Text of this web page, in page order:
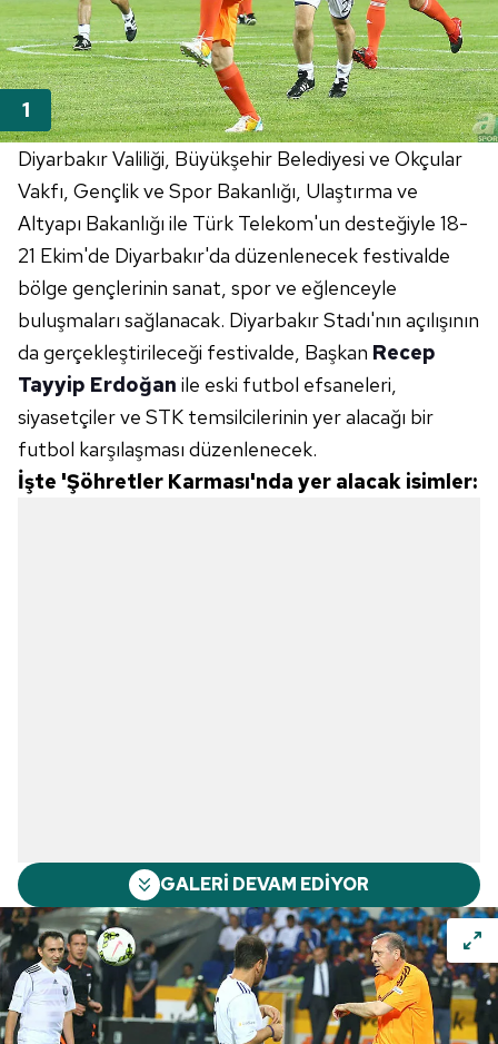
Diyarbakır Valiliği, Büyükşehir Belediyesi ve Okçular
Vakfı, Gençlik ve Spor Bakanlığı, Ulaştırma ve
Altyapı Bakanlığı ile Türk Telekom'un desteğiyle 18-
21 Ekim'de Diyarbakır'da düzenlenecek festivalde
bölge gençlerinin sanat, spor ve eğlenceyle
buluşmaları sağlanacak. Diyarbakır Stadı'nın açılışının
da gerçekleştirileceği festivalde, Başkan Recep
Tayyip Erdoğan ile eski futbol efsaneleri,
siyasetçiler ve STK temsilcilerinin yer alacağı bir
futbol karşılaşması düzenlenecek.
İşte 'Şöhretler Karması'nda yer alacak isimler:
GALERİ DEVAM EDİYOR